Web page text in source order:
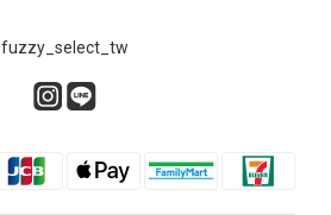
fuzzy_select_tw